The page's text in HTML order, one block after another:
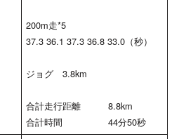
200m走*5
37.3 36.1 37.3 36.8 33.0（秒）
ジョグ 3.8km
合計走行距離 8.8km
合計時間 44分50秒